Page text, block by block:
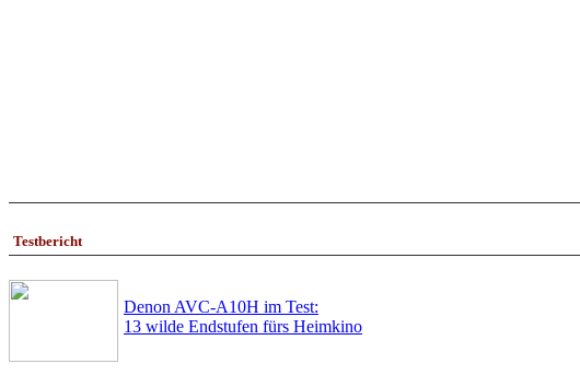
Testbericht
Denon AVC-A10H im Test:
13 wilde Endstufen fürs Heimkino